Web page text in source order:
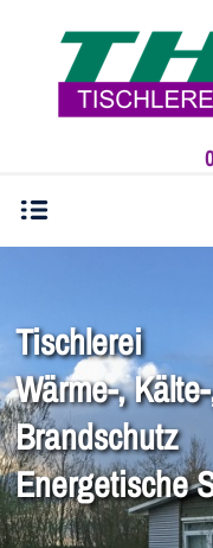
Tischlerei
Wärme-,
Brandschutz
Energetische